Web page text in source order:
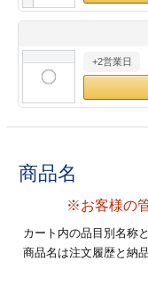
印刷
フォルダー
印刷
刷
印刷
カード印刷
+2営業日
商品名
※お客様の
カート内の品目別名称
商品名は注文履歴と納